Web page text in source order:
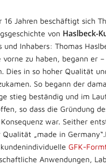
16 Jahren beschäftigt sich
von Haslbeck-
und Inhabers: Thomas
vorne zu haben, begann er
Dies in so hoher Qualität
So begann der
stieg beständig und im
so dass die Gründung
war. Seither
Qualität „made in
GFK-
Anwendungen,